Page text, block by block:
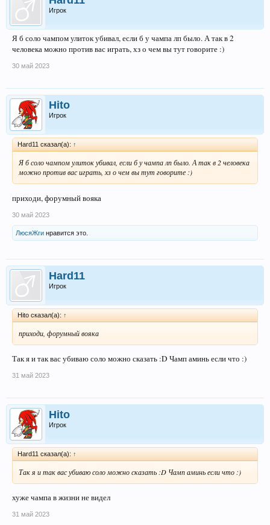
Игрок
Я б соло чампом улиток убивал, если б у чампа лп было. А так в 2
человека можно против вас играть, хз о чем вы тут говорите :)
30 май 2023
Hito
Игрок
Hard11 сказал(а): ↑
Я б соло чампом улиток убивал, если б у чампа лп было. А так в 2 человека
можно против вас играть, хз о чем вы тут говорите :)
приходи, форумный вояка
30 май 2023
ЛюсяЖги нравится это.
Hard11
Игрок
Hito сказал(а): ↑
приходи, форумный вояка
Так я и так вас убиваю соло можно сказать :D Чамп аминь если что :)
31 май 2023
Hito
Игрок
Hard11 сказал(а): ↑
Так я и так вас убиваю соло можно сказать :D Чамп аминь если что :)
хуже чампа в жизни не видел
31 май 2023